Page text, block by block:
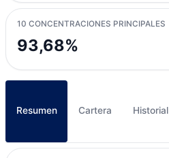
10 CONCENTRACIONES PRINCIPALES
93,68%
Resumen Cartera Historial